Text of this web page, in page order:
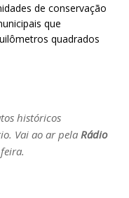
de conservação
que
quadrados
históricos
Vai ao ar pela Rádio